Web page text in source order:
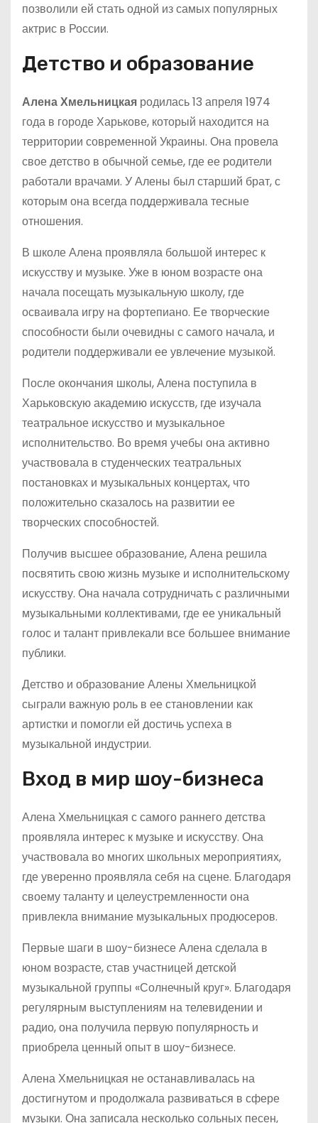
позволили ей стать одной из самых популярных
актрис в России.
Детство и образование
Алена Хмельницкая родилась 13 апреля 1974
года в городе Харькове, который находится на
территории современной Украины. Она провела
свое детство в обычной семье, где ее родители
работали врачами. У Алены был старший брат, с
которым она всегда поддерживала тесные
отношения.
В школе Алена проявляла большой интерес к
искусству и музыке. Уже в юном возрасте она
начала посещать музыкальную школу, где
осваивала игру на фортепиано. Ее творческие
способности были очевидны с самого начала, и
родители поддерживали ее увлечение музыкой.
После окончания школы, Алена поступила в
Харьковскую академию искусств, где изучала
театральное искусство и музыкальное
исполнительство. Во время учебы она активно
участвовала в студенческих театральных
постановках и музыкальных концертах, что
положительно сказалось на развитии ее
творческих способностей.
Получив высшее образование, Алена решила
посвятить свою жизнь музыке и исполнительскому
искусству. Она начала сотрудничать с различными
музыкальными коллективами, где ее уникальный
голос и талант привлекали все большее внимание
публики.
Детство и образование Алены Хмельницкой
сыграли важную роль в ее становлении как
артистки и помогли ей достичь успеха в
музыкальной индустрии.
Вход в мир шоу-бизнеса
Алена Хмельницкая с самого раннего детства
проявляла интерес к музыке и искусству. Она
участвовала во многих школьных мероприятиях,
где уверенно проявляла себя на сцене. Благодаря
своему таланту и целеустремленности она
привлекла внимание музыкальных продюсеров.
Первые шаги в шоу-бизнесе Алена сделала в
юном возрасте, став участницей детской
музыкальной группы «Солнечный круг». Благодаря
регулярным выступлениям на телевидении и
радио, она получила первую популярность и
приобрела ценный опыт в шоу-бизнесе.
Алена Хмельницкая не останавливалась на
достигнутом и продолжала развиваться в сфере
музыки. Она записала несколько сольных песен,